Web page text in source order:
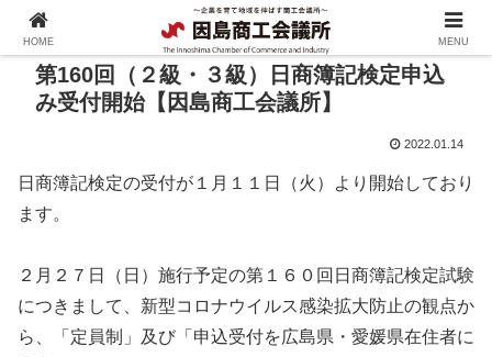
第160回（２級・３級）日商簿記検定申込
み受付開始【因島商工会議所】
2022.01.14
日商簿記検定の受付が１月１１日（火）より開始しており
ます。
２月２７日（日）施行予定の第１６０回日商簿記検定試験
につきまして、新型コロナウイルス感染拡大防止の観点か
ら、「定員制」及び「申込受付を広島県・愛媛県在住者に
HOME MENU